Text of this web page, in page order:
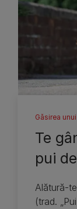
Găsirea
Te
pui
Alătură-
(trad.